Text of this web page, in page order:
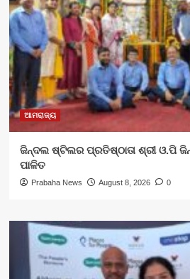
ଆମରାଜ୍ୟ
ଜିନ୍ଦଲ ଷ୍ଟିଲର ପ୍ରତିଷ୍ଠାତା ଶ୍ରୀ ଓ.ପି
ପାଳିତ
Prabaha News August 8, 2026 0